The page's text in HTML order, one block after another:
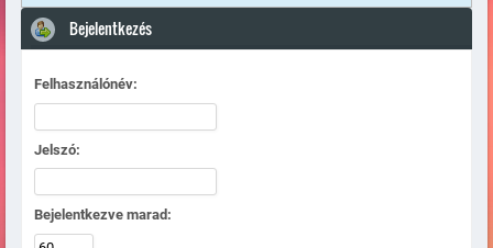
Bejelentkezés
Felhasználónév:
Jelszó:
Bejelentkezve marad: